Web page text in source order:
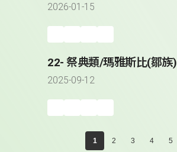
2026-01-15
22- 祭典類/瑪雅斯比(鄒族)
2025-09-12
1 2 3 4 5